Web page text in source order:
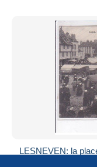
LESNEVEN: la